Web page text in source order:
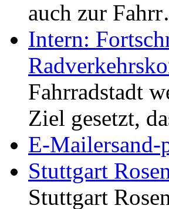
auch zur
Intern:
Fahrradstadt
Ziel gesetzt,
E-Mailersand-
Stuttgart
Stuttgart